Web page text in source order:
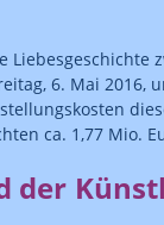
6. Mai 2016,
ca. 1,77 Mio.
der